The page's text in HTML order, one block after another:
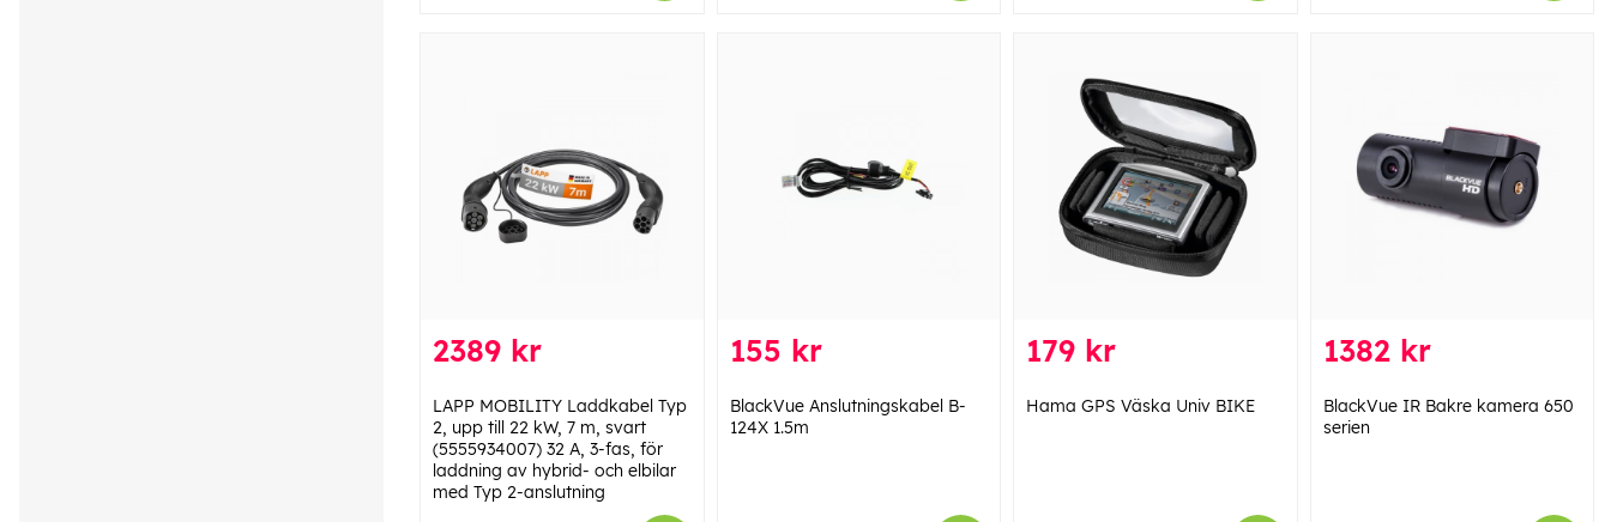
2389 kr
LAPP MOBILITY Laddkabel Typ
2, upp till 22 kW, 7 m, svart
(5555934007) 32 A, 3-fas, för
laddning av hybrid- och elbilar
med Typ 2-anslutning
155 kr
BlackVue Anslutningskabel B-
124X 1.5m
179 kr
Hama GPS Väska Univ BIKE
1382 kr
BlackVue IR Bakre kamera 650
serien